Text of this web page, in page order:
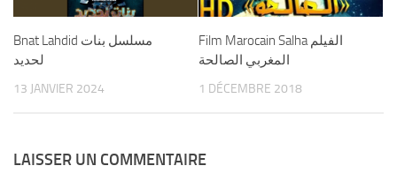
Bnat Lahdid مسلسل بنات
لحديد
13 JANVIER 2024
Film Marocain Salha الفيلم
المغربي الصالحة
1 DÉCEMBRE 2018
LAISSER UN COMMENTAIRE